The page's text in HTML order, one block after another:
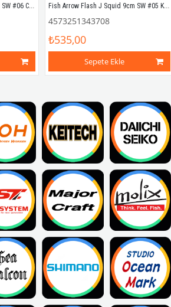
Fish Arrow Flash J Squid 9cm SW #06 Clear Dot Glow Silikon Kalamar (5 Adet) Fish Arrow Flash J Squid 9cm SW #05 Keimura Silikon Kalamar (5 Adet)
4573251343708
₺535,00
Sepete Ekle